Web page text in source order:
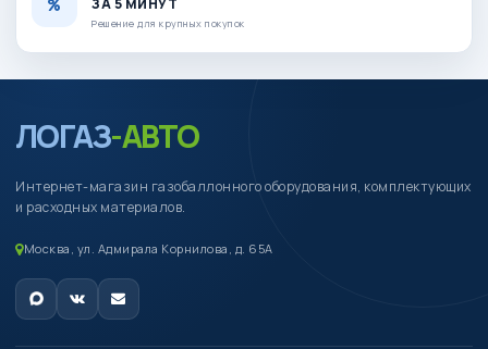
ЗА 5 МИНУТ
Решение для крупных покупок
ЛОГАЗ-АВТО
Интернет-магазин газобаллонного оборудования, комплектующих
и расходных материалов.
Москва, ул. Адмирала Корнилова, д. 65А